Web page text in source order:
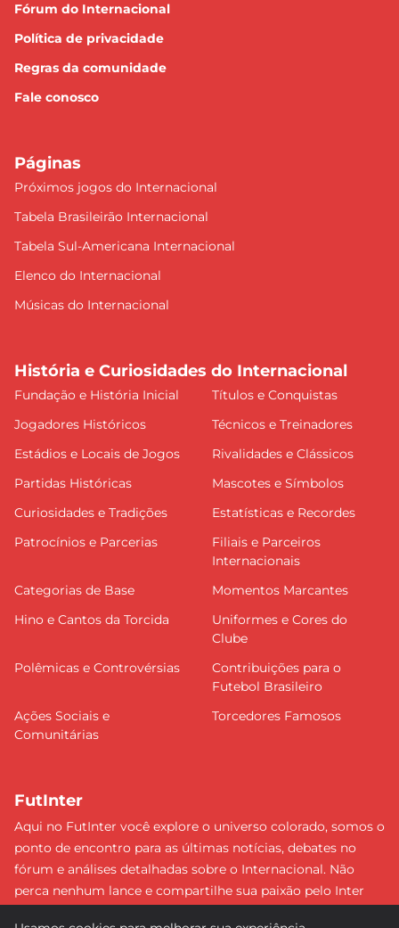
Fórum do Internacional
Política de privacidade
Regras da comunidade
Fale conosco
Páginas
Próximos jogos do Internacional
Tabela Brasileirão Internacional
Tabela Sul-Americana Internacional
Elenco do Internacional
Músicas do Internacional
História e Curiosidades do Internacional
Fundação e História Inicial
Títulos e Conquistas
Jogadores Históricos
Técnicos e Treinadores
Estádios e Locais de Jogos
Rivalidades e Clássicos
Partidas Históricas
Mascotes e Símbolos
Curiosidades e Tradições
Estatísticas e Recordes
Patrocínios e Parcerias
Filiais e Parceiros
Internacionais
Categorias de Base
Momentos Marcantes
Hino e Cantos da Torcida
Uniformes e Cores do
Clube
Polêmicas e Controvérsias
Contribuições para o
Futebol Brasileiro
Ações Sociais e
Comunitárias
Torcedores Famosos
FutInter
Aqui no FutInter você explore o universo colorado, somos o
ponto de encontro para as últimas notícias, debates no
fórum e análises detalhadas sobre o Internacional. Não
perca nenhum lance e compartilhe sua paixão pelo Inter